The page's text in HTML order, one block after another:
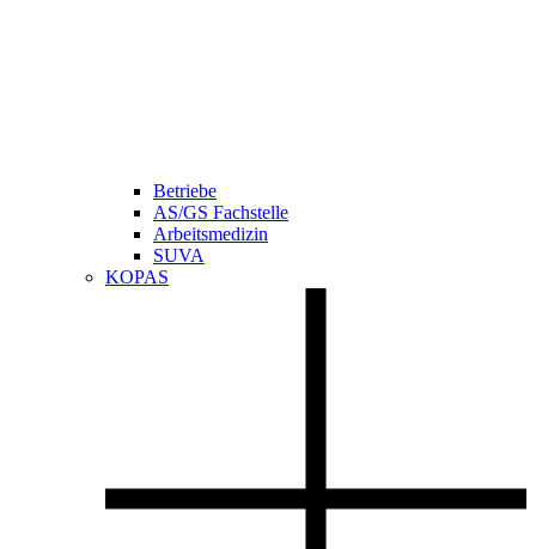
Betriebe
AS/GS Fachstelle
Arbeitsmedizin
SUVA
KOPAS